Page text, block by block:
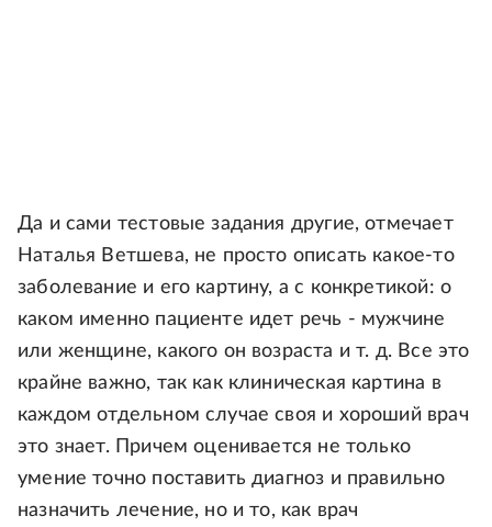
Да и сами тестовые задания другие, отмечает
Наталья Ветшева, не просто описать какое-то
заболевание и его картину, а с конкретикой: о
каком именно пациенте идет речь - мужчине
или женщине, какого он возраста и т. д. Все это
крайне важно, так как клиническая картина в
каждом отдельном случае своя и хороший врач
это знает. Причем оценивается не только
умение точно поставить диагноз и правильно
назначить лечение, но и то, как врач